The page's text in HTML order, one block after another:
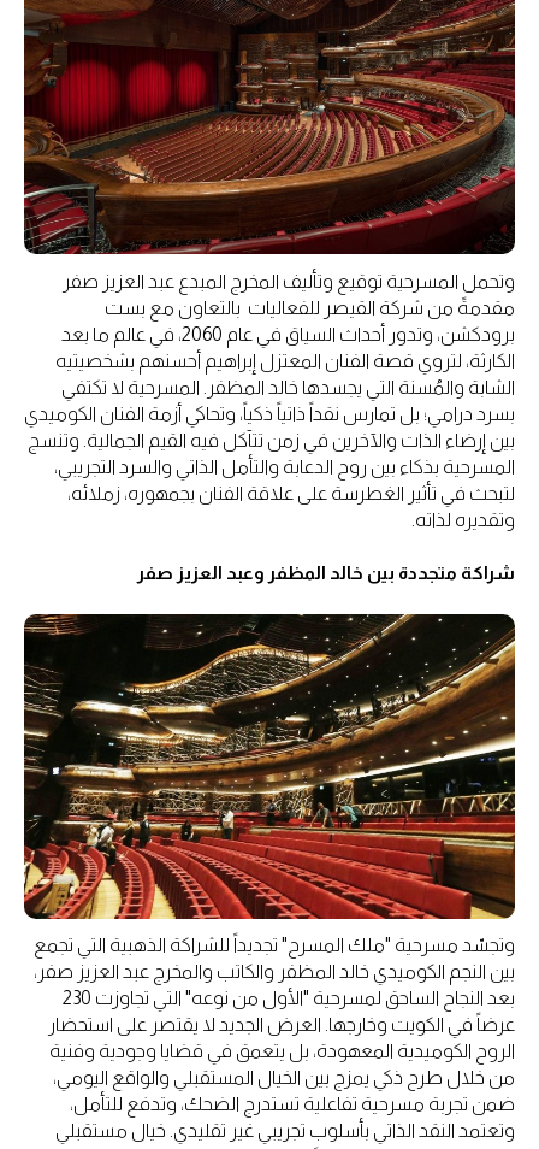
وتحمل المسرحية توقيع وتأليف المخرج المبدع عبد العزيز صفر
مقدمةً من شركة القيصر للفعاليات بالتعاون مع بست
برودكشن، وتدور أحداث السياق في عام 2060، في عالم ما بعد
الكارثة، لتروي قصة الفنان المعتزل إبراهيم أحسنهم بشخصيتيه
الشابة والمُسنة التي يجسدها خالد المظفر. المسرحية لا تكتفي
بسرد درامي؛ بل تمارس نقداً ذاتياً ذكياً، وتحاكي أزمة الفنان الكوميدي
بين إرضاء الذات والآخرين في زمن تتآكل فيه القيم الجمالية. وتنسج
المسرحية بذكاء بين روح الدعابة والتأمل الذاتي والسرد التجريبي،
لتبحث في تأثير الغطرسة على علاقة الفنان بجمهوره، زملائه،
وتقديره لذاته.
شراكة متجددة بين خالد المظفر وعبد العزيز صفر
وتجسّد مسرحية "ملك المسرح" تجديداً للشراكة الذهبية التي تجمع
بين النجم الكوميدي خالد المظفر والكاتب والمخرج عبد العزيز صفر،
بعد النجاح الساحق لمسرحية "الأول من نوعه" التي تجاوزت 230
عرضاً في الكويت وخارجها. العرض الجديد لا يقتصر على استحضار
الروح الكوميدية المعهودة، بل يتعمق في قضايا وجودية وفنية
من خلال طرح ذكي يمزج بين الخيال المستقبلي والواقع اليومي،
ضمن تجربة مسرحية تفاعلية تستدرج الضحك، وتدفع للتأمل،
وتعتمد النقد الذاتي بأسلوب تجريبي غير تقليدي. خيال مستقبلي